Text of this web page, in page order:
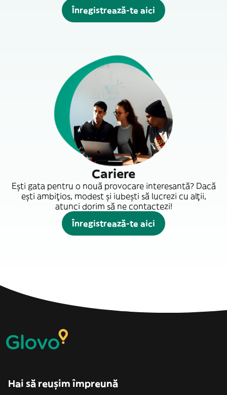
Înregistrează-te aici
Cariere
Ești gata pentru o nouă provocare interesantă? Dacă
ești ambițios, modest și iubești să lucrezi cu alții,
atunci dorim să ne contactezi!
Înregistrează-te aici
Hai să reușim împreună